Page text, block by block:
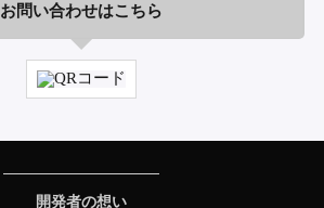
お問い合わせはこちら
開発者の想い